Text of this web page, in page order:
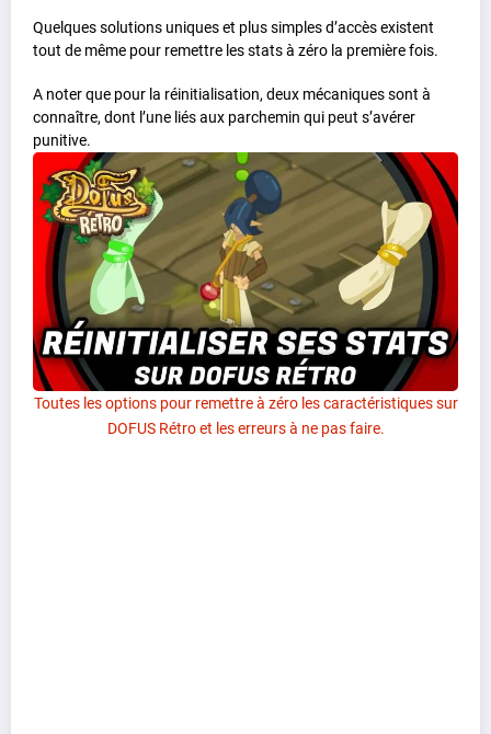
Quelques solutions uniques et plus simples d’accès existent
tout de même pour remettre les stats à zéro la première fois.
A noter que pour la réinitialisation, deux mécaniques sont à
connaître, dont l’une liés aux parchemin qui peut s’avérer
punitive.
Toutes les options pour remettre à zéro les caractéristiques sur
DOFUS Rétro et les erreurs à ne pas faire.